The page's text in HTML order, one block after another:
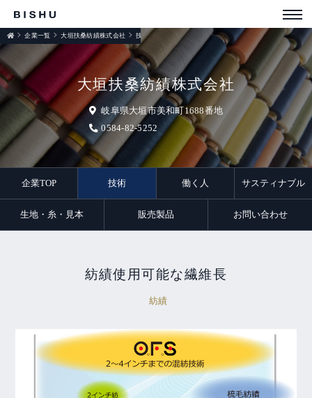
大垣扶桑紡績株式会社
岐阜県大垣市美和町1688番地
0584-82-5252
企業一覧 大垣扶桑紡績株式会社 技術
企業TOP 技術 働く人 サスティナブル
生地・糸・見本 販売製品 お問い合わせ
紡績使用可能な繊維長
紡績